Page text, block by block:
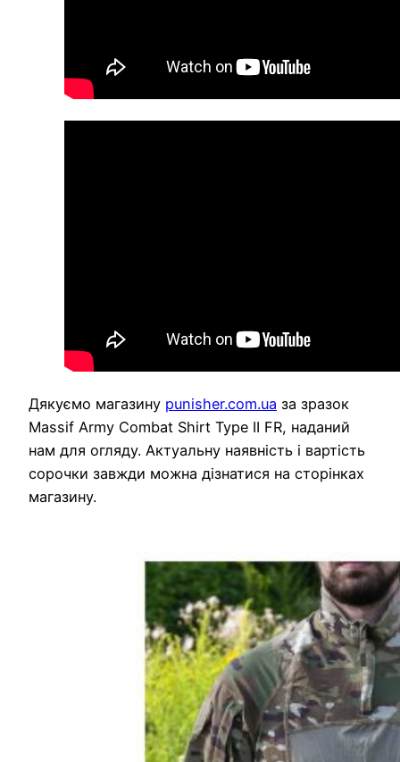
Дякуємо магазину punisher.com.ua за зразок
Massif Army Combat Shirt Type II FR, наданий
нам для огляду. Актуальну наявність і вартість
сорочки завжди можна дізнатися на сторінках
магазину.